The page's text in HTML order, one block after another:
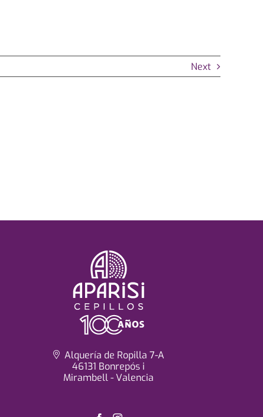
Next
Alquería de Ropilla 7-A
46131 Bonrepós i
Mirambell - Valencia